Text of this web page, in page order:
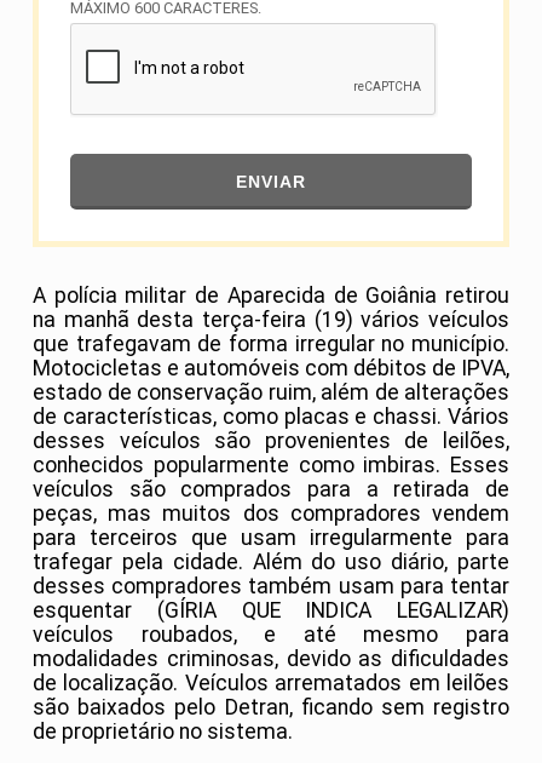
MÁXIMO 600 CARACTERES.
ENVIAR
A polícia militar de Aparecida de Goiânia retirou
na manhã desta terça-feira (19) vários veículos
que trafegavam de forma irregular no município.
Motocicletas e automóveis com débitos de IPVA,
estado de conservação ruim, além de alterações
de características, como placas e chassi. Vários
desses veículos são provenientes de leilões,
conhecidos popularmente como imbiras. Esses
veículos são comprados para a retirada de
peças, mas muitos dos compradores vendem
para terceiros que usam irregularmente para
trafegar pela cidade. Além do uso diário, parte
desses compradores também usam para tentar
esquentar (GÍRIA QUE INDICA LEGALIZAR)
veículos roubados, e até mesmo para
modalidades criminosas, devido as dificuldades
de localização. Veículos arrematados em leilões
são baixados pelo Detran, ficando sem registro
de proprietário no sistema.